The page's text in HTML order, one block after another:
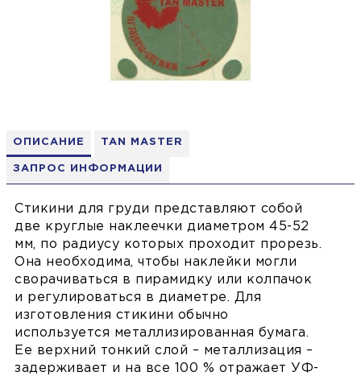
ОПИСАНИЕ TAN MASTER
ЗАПРОС ИНФОРМАЦИИ
Стикини для груди представляют собой
две круглые наклеечки диаметром 45-52
мм, по радиусу которых проходит прорезь.
Она необходима, чтобы наклейки могли
сворачиваться в пирамидку или колпачок
и регулироваться в диаметре. Для
изготовления стикини обычно
используется металлизированная бумага.
Ее верхний тонкий слой – металлизация –
задерживает и на все 100 % отражает УФ-